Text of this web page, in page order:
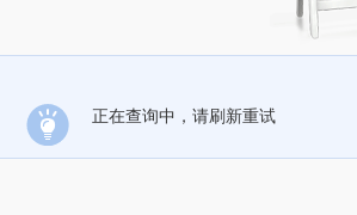
正在查询中，请刷新重试